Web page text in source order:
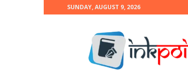
SUNDAY, AUGUST 9, 2026